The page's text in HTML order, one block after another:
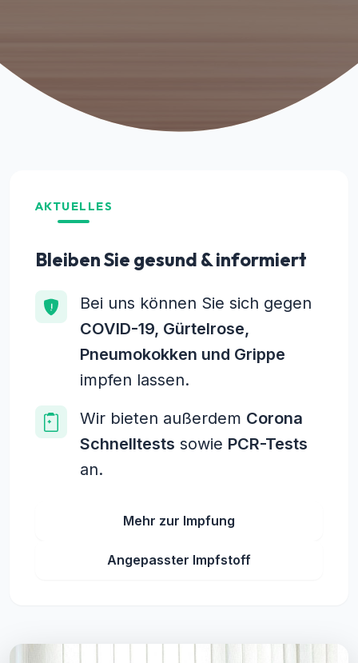
AKTUELLES
Bleiben Sie gesund & informiert
Bei uns können Sie sich gegen
COVID-19, Gürtelrose,
Pneumokokken und Grippe
impfen lassen.
Wir bieten außerdem Corona
Schnelltests sowie PCR-Tests
an.
Mehr zur Impfung
Angepasster Impfstoff